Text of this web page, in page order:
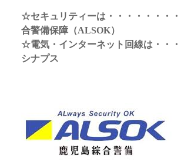
☆セキュリティーは・・・・・・・
合警備保障（ALSOK）
☆電気・インターネット回線は・・
シナプス